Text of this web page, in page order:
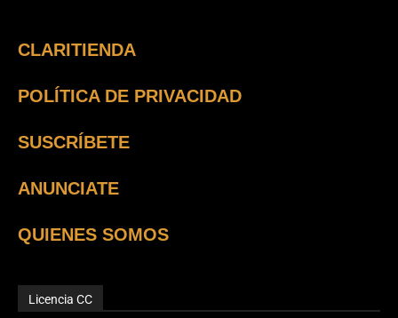
CLARITIENDA
POLÍTICA DE PRIVACIDAD
SUSCRÍBETE
ANUNCIATE
QUIENES SOMOS
Licencia CC